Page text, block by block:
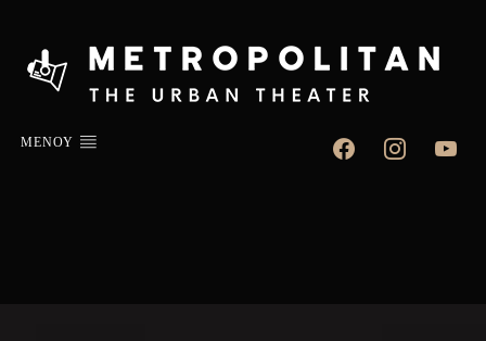
ΜΕΝΟΥ facebookinstagramyoutube